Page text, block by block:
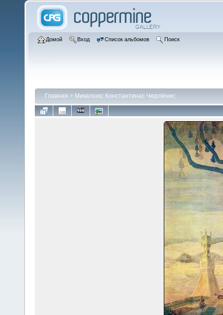
Домой Вход Список альбомов Поиск
Главная > Микалоюс Константинас Чюрлёнис